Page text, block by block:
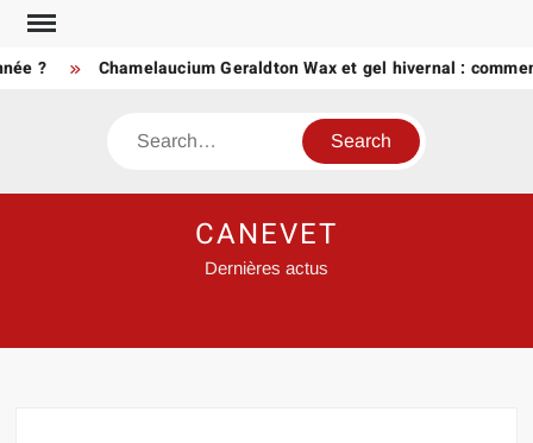
Skip
content
? Chamelaucium Geraldton Wax et gel hivernal :
Search
CANEVET
Dernières actus